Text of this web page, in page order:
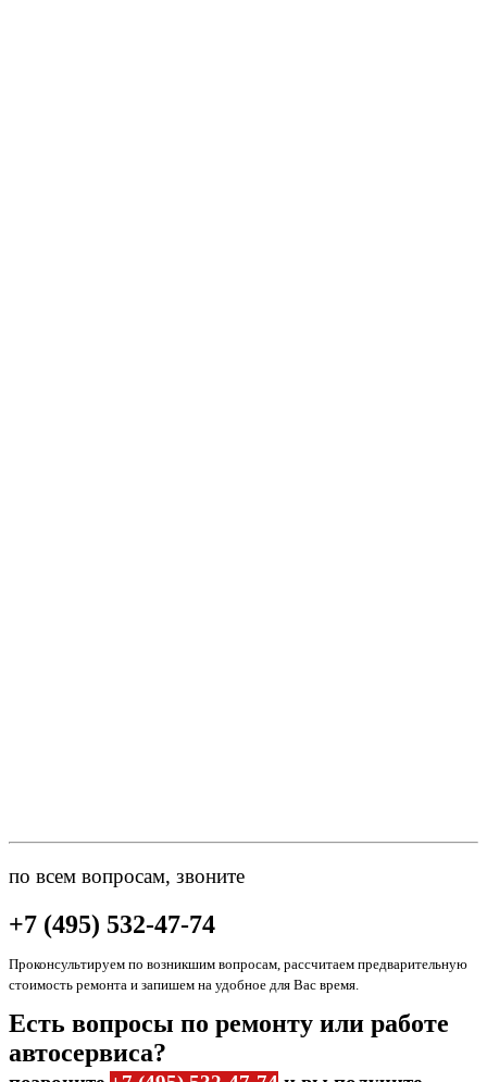
по всем вопросам, звоните
+7 (495) 532-47-74
Проконсультируем по возникшим вопросам, рассчитаем предварительную
стоимость ремонта и запишем на удобное для Вас время.
Есть вопросы по ремонту или работе
автосервиса?